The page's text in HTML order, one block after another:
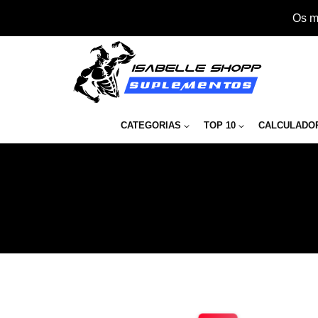
Os
CATEGORIAS TOP 10